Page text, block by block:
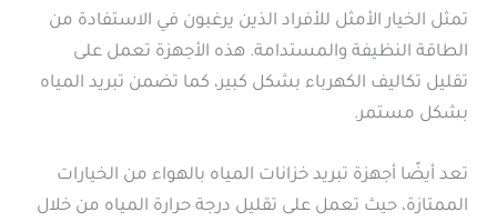
تمثل الخيار الأمثل للأفراد الذين يرغبون في الاستفادة من
الطاقة النظيفة والمستدامة. هذه الأجهزة تعمل على
تقليل تكاليف الكهرباء بشكل كبير، كما تضمن تبريد المياه
بشكل مستمر.
تعد أيضًا أجهزة تبريد خزانات المياه بالهواء من الخيارات
الممتازة، حيث تعمل على تقليل درجة حرارة المياه من خلال